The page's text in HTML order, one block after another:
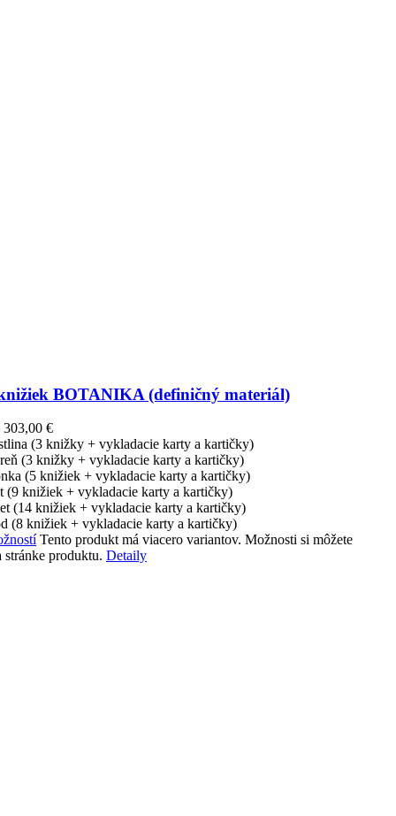
BOTANIKA (definičný materiál)
303,00 €
(3 knižky + vykladacie karty a kartičky)
(3 knižky + vykladacie karty a kartičky)
(5 knižiek + vykladacie karty a kartičky)
(9 knižiek + vykladacie karty a kartičky)
(14 knižiek + vykladacie karty a kartičky)
(8 knižiek + vykladacie karty a kartičky)
Tento produkt má viacero variantov. Možnosti si môžete
produktu. Detaily